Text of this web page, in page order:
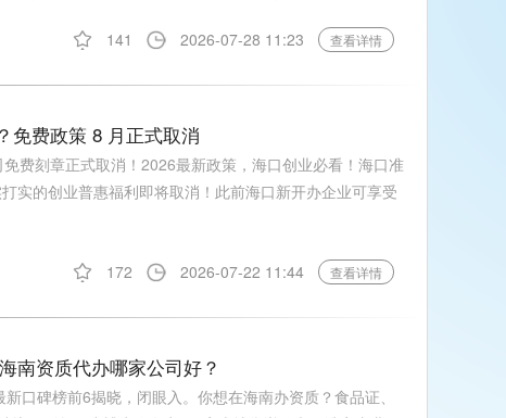
141
2026-07-28 11:23 查看详情
免费政策 8 月正式取消
费刻章正式取消！2026最新政策，海口创业必看！海口准
实的创业普惠福利即将取消！此前海口新开办企业可享受
172 2026-07-22 11:44 查看详情
南资质代办哪家公司好？
口碑榜前6揭晓，闭眼入。你想在海南办资质？食品证、